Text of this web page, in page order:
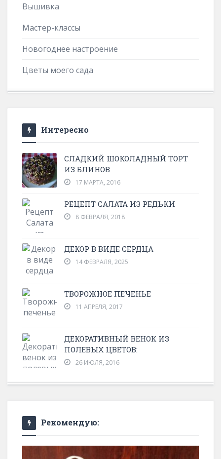
Вышивка
Мастер-классы
Новогоднее настроение
Цветы моего сада
Интересно
СЛАДКИЙ ШОКОЛАДНЫЙ ТОРТ
ИЗ БЛИНОВ
17 МАРТА, 2016
РЕЦЕПТ САЛАТА ИЗ РЕДЬКИ
8 ФЕВРАЛЯ, 2018
ДЕКОР В ВИДЕ СЕРДЦА
14 ФЕВРАЛЯ, 2025
ТВОРОЖНОЕ ПЕЧЕНЬЕ
11 АПРЕЛЯ, 2017
ДЕКОРАТИВНЫЙ ВЕНОК ИЗ
ПОЛЕВЫХ ЦВЕТОВ:
26 ИЮЛЯ, 2016
Рекомендую: